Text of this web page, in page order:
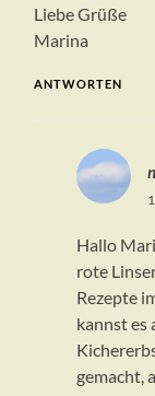
Liebe Grüße
Marina
ANTWORTEN
Hallo
rote
Rezepte
kannst es
gemacht,